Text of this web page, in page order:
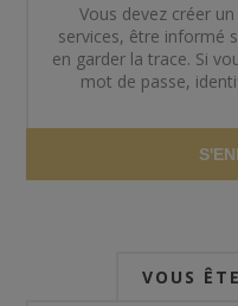
Vous devez créer
services, être informé
en garder la trace. Si
mot de passe,
VOUS